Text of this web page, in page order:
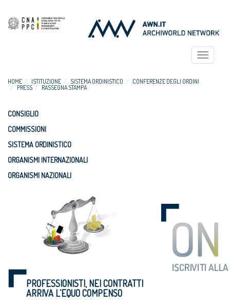
Toggle
HOME ISTITUZIONE SISTEMA ORDINISTICO
CONFERENZE DEGLI ORDINI
PRESS
RASSEGNA STAMPA
CONSIGLIO
COMMISSIONI
SISTEMA ORDINISTICO
ORGANISMI INTERNAZIONALI
ORGANISMI NAZIONALI
PROFESSIONISTI, NEI CONTRATTI
ARRIVA L’EQUO COMPENSO